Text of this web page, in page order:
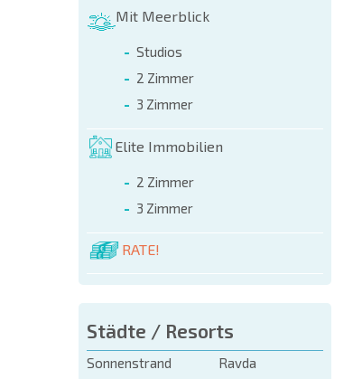
Mit Meerblick
Studios
2 Zimmer
3 Zimmer
Elite Immobilien
2 Zimmer
3 Zimmer
RATE!
Städte / Resorts
Sonnenstrand
Ravda